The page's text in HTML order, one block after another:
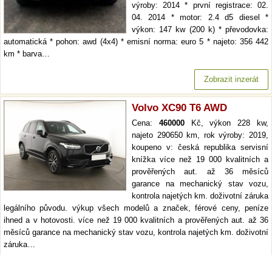
výroby: 2014 * první registrace: 02.
04. 2014 * motor: 2.4 d5 diesel *
výkon: 147 kw (200 k) * převodovka:
automatická * pohon: awd (4x4) * emisní norma: euro 5 * najeto: 356 442
km * barva…
Zobrazit inzerát
Volvo XC90 T6 AWD
Cena: 460000Kč, výkon 228 kw,
najeto 290650 km, rok výroby: 2019,
koupeno v: česká republika servisní
knížka více než 19 000 kvalitních a
prověřených aut. až 36 měsíců
garance na mechanický stav vozu,
kontrola najetých km. doživotní záruka
legálního původu. výkup všech modelů a značek, férové ceny, peníze
ihned a v hotovosti. více než 19 000 kvalitních a prověřených aut. až 36
měsíců garance na mechanický stav vozu, kontrola najetých km. doživotní
záruka…